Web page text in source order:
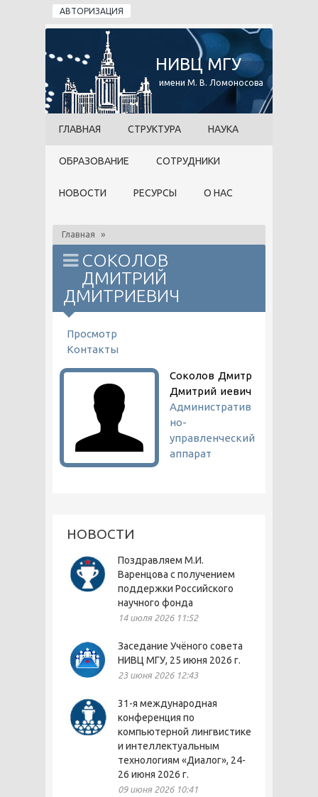
Перейти к основному содержанию
АВТОРИЗАЦИЯ
НИВЦ МГУ
имени М. В. Ломоносова
ГЛАВНАЯ СТРУКТУРА НАУКА
ОБРАЗОВАНИЕ СОТРУДНИКИ
НОВОСТИ РЕСУРСЫ О НАС
Главная »
СОКОЛОВ
ДМИТРИЙ
ДМИТРИЕВИЧ
ГЛАВНЫЕ ВКЛАДКИ
Просмотр
Контакты
Соколов
Дмитрий
Дмитр
иевич
Административ
но-
управленческий
аппарат
НОВОСТИ
Поздравляем М.И.
Варенцова с получением
поддержки Российского
научного фонда
14 июля 2026 11:52
Заседание Учёного совета
НИВЦ МГУ, 25 июня 2026 г.
23 июня 2026 12:43
31-я международная
конференция по
компьютерной лингвистике
и интеллектуальным
технологиям «Диалог», 24-
26 июня 2026 г.
09 июня 2026 10:41